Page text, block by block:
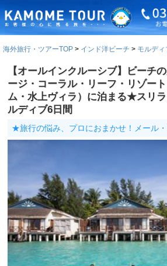
海外旅行・ツアーTOP インド洋ビーチ モルディ
【オールインクルーシブ】ビーチ
ージ・コーラル・リーフ・リゾー
ム・水上ヴィラ）に泊まる★スリ
ルディブ6日間
★旅行の悩み、プロにおまかせ！メール・